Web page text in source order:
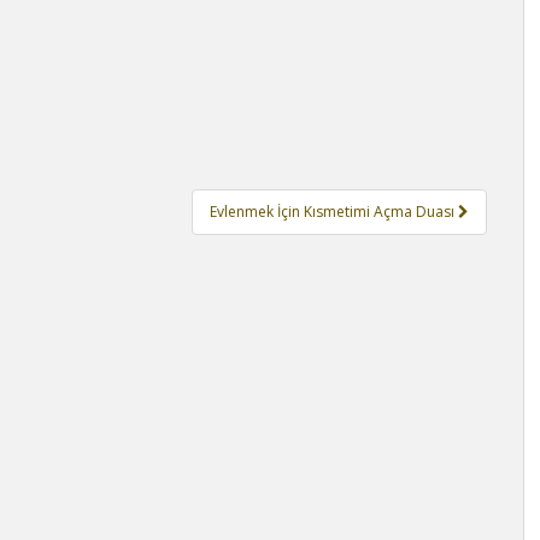
Evlenmek İçin Kısmetimi Açma Duası